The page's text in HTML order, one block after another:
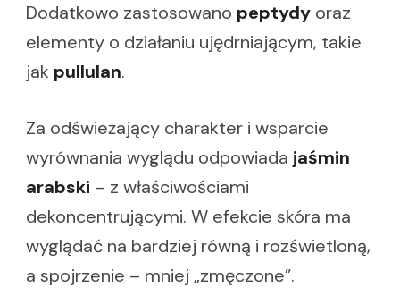
Dodatkowo zastosowano peptydy oraz
elementy o działaniu ujędrniającym, takie
jak pullulan.
Za odświeżający charakter i wsparcie
wyrównania wyglądu odpowiada jaśmin
arabski – z właściwościami
dekoncentrującymi. W efekcie skóra ma
wyglądać na bardziej równą i rozświetloną,
a spojrzenie – mniej „zmęczone”.